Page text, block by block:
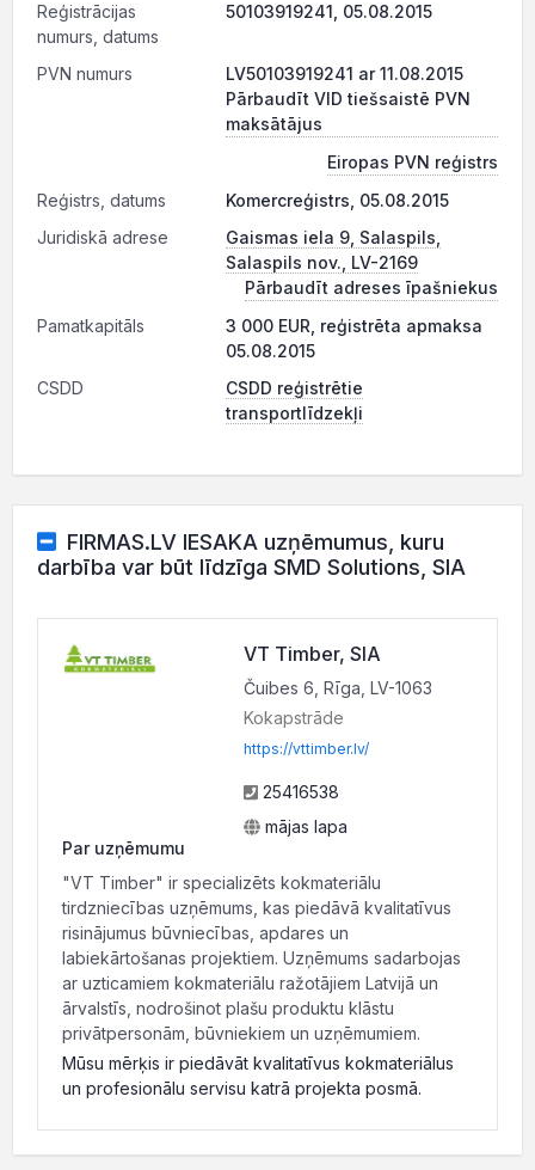
Reģistrācijas
numurs, datums
50103919241, 05.08.2015
PVN numurs
LV50103919241 ar 11.08.2015
Pārbaudīt VID tiešsaistē PVN
maksātājus
Eiropas PVN reģistrs
Reģistrs, datums
Komercreģistrs, 05.08.2015
Juridiskā adrese
Gaismas iela 9, Salaspils,
Salaspils nov., LV-2169
Pārbaudīt adreses īpašniekus
Pamatkapitāls
3 000 EUR, reģistrēta apmaksa
05.08.2015
CSDD
CSDD reģistrētie
transportlīdzekļi
FIRMAS.LV IESAKA uzņēmumus, kuru
darbība var būt līdzīga SMD Solutions, SIA
VT Timber, SIA
Čuibes 6, Rīga, LV-1063
Kokapstrāde
https://vttimber.lv/
25416538
mājas lapa
Par uzņēmumu
"VT Timber" ir specializēts kokmateriālu
tirdzniecības uzņēmums, kas piedāvā kvalitatīvus
risinājumus būvniecības, apdares un
labiekārtošanas projektiem. Uzņēmums sadarbojas
ar uzticamiem kokmateriālu ražotājiem Latvijā un
ārvalstīs, nodrošinot plašu produktu klāstu
privātpersonām, būvniekiem un uzņēmumiem.
Mūsu mērķis ir piedāvāt kvalitatīvus kokmateriālus
un profesionālu servisu katrā projekta posmā.